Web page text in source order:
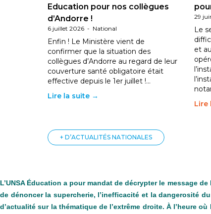
Education pour nos collègues
d’Andorre !
6 juillet 2026 - National
Enfin ! Le Ministère vient de
confirmer que la situation des
collègues d’Andorre au regard de leur
couverture santé obligatoire était
effective depuis le 1er juillet !…
Lire la suite →
29
Le
et
Lire
+ D’ACTUALITÉS NATIONALES
L’UNSA Éducation a pour mandat de décrypter le message
de dénoncer la supercherie, l’inefficacité et la dangerosité
d’actualité sur la thématique de l’extrême droite. À l’heure